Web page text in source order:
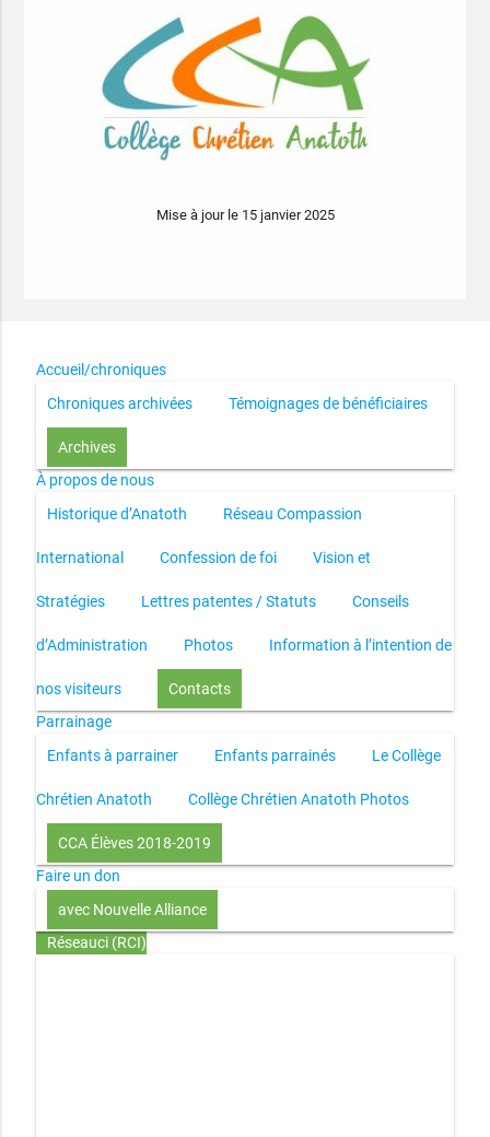
Mise à jour le 15 janvier 2025
Accueil/chroniques
Chroniques archivées
Témoignages de bénéficiaires
Archives
À propos de nous
Historique d’Anatoth
Réseau Compassion
International Confession de foi Vision et
Stratégies Lettres patentes / Statuts Conseils
d’Administration Photos Information à l’intention de
nos visiteurs
Contacts
Parrainage
Enfants à parrainer
Enfants parrainés Le Collège
Chrétien Anatoth Collège Chrétien Anatoth Photos
CCA Élèves 2018-2019
Faire un don
avec Nouvelle Alliance
Réseauci (RCI)